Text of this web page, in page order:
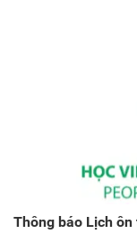
Thông báo Lịch